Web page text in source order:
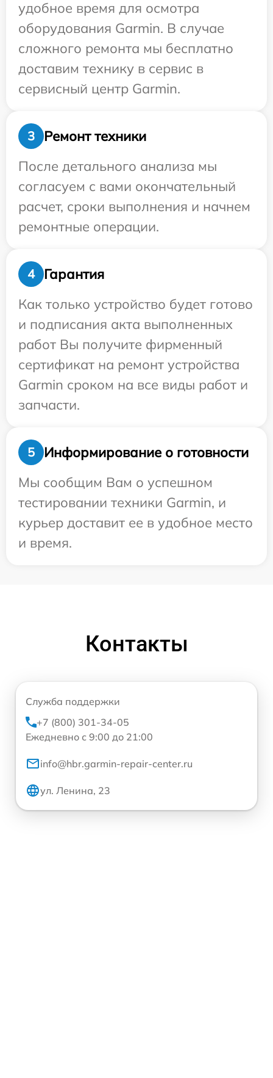
удобное время для осмотра
оборудования Garmin. В случае
сложного ремонта мы бесплатно
доставим технику в сервис в
сервисный центр Garmin.
3
Ремонт техники
После детального анализа мы
согласуем с вами окончательный
расчет, сроки выполнения и начнем
ремонтные операции.
4
Гарантия
Как только устройство будет готово
и подписания акта выполненных
работ Вы получите фирменный
сертификат на ремонт устройства
Garmin сроком на все виды работ и
запчасти.
5
Информирование о готовности
Мы сообщим Вам о успешном
тестировании техники Garmin, и
курьер доставит ее в удобное место
и время.
Контакты
Служба поддержки
+7 (800) 301-34-05
Ежедневно с 9:00 до 21:00
info@hbr.garmin-repair-center.ru
ул. Ленина, 23